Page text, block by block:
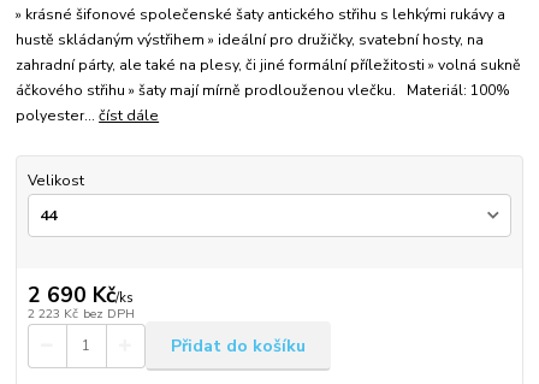
» krásné šifonové společenské šaty antického střihu s lehkými rukávy a
hustě skládaným výstřihem » ideální pro družičky, svatební hosty, na
zahradní párty, ale také na plesy, či jiné formální příležitosti » volná sukně
áčkového střihu » šaty mají mírně prodlouženou vlečku. Materiál: 100%
polyester...číst dále
Velikost
2 690 Kč/ks
2 223 Kč bez DPH
Přidat do košíku